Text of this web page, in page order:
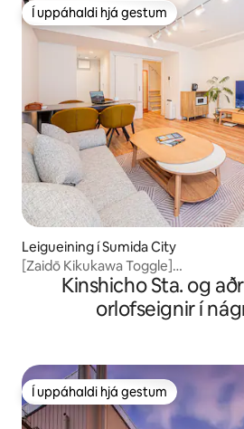
Í uppáhaldi hjá gestum
Í uppáhaldi hjá gestum
Leigueining í Sumida City
[Zaidō Kikukawa Toggle]
Þvottavél/sjónvarp/eldhús/
stöð í göngufæri/Akihabara-
Kinshicho Sta. og
orlofseignir í
Í uppáhaldi hjá gestum
Í uppáhaldi hjá gestum